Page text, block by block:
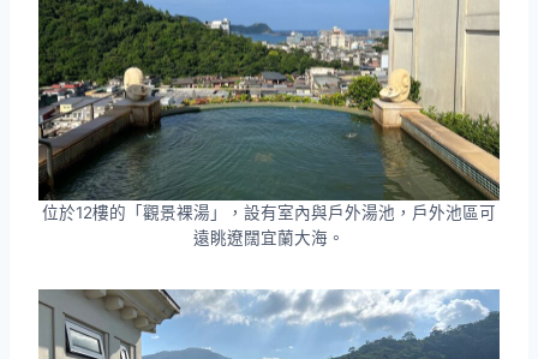
位於12樓的「觀景裸湯」，設有室內與戶外湯池，戶外池區可
遠眺遼闊宜蘭大海。